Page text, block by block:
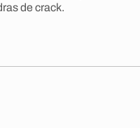
de crack.